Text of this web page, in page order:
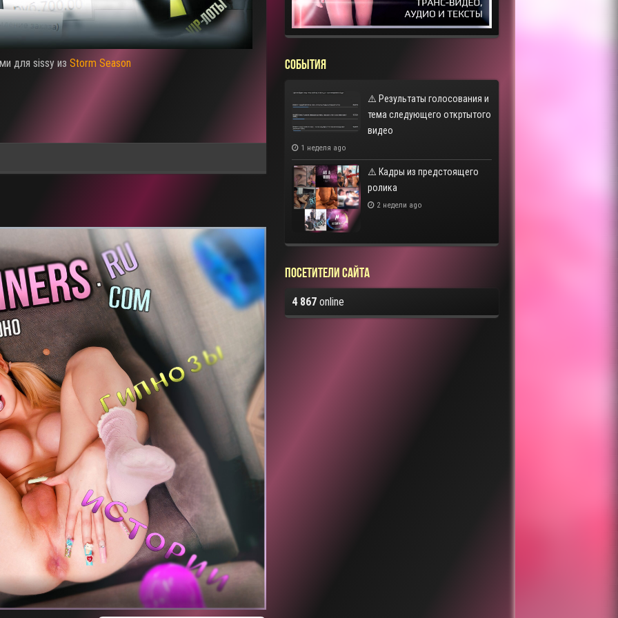
для sissy из Storm Season СОБЫТИЯ
⚠️ Результаты голосования и
тема следующего откртытого
видео
1 неделя ago
⚠️ Кадры из предстоящего
ролика
2 недели ago
Посетители сайта
4 867online